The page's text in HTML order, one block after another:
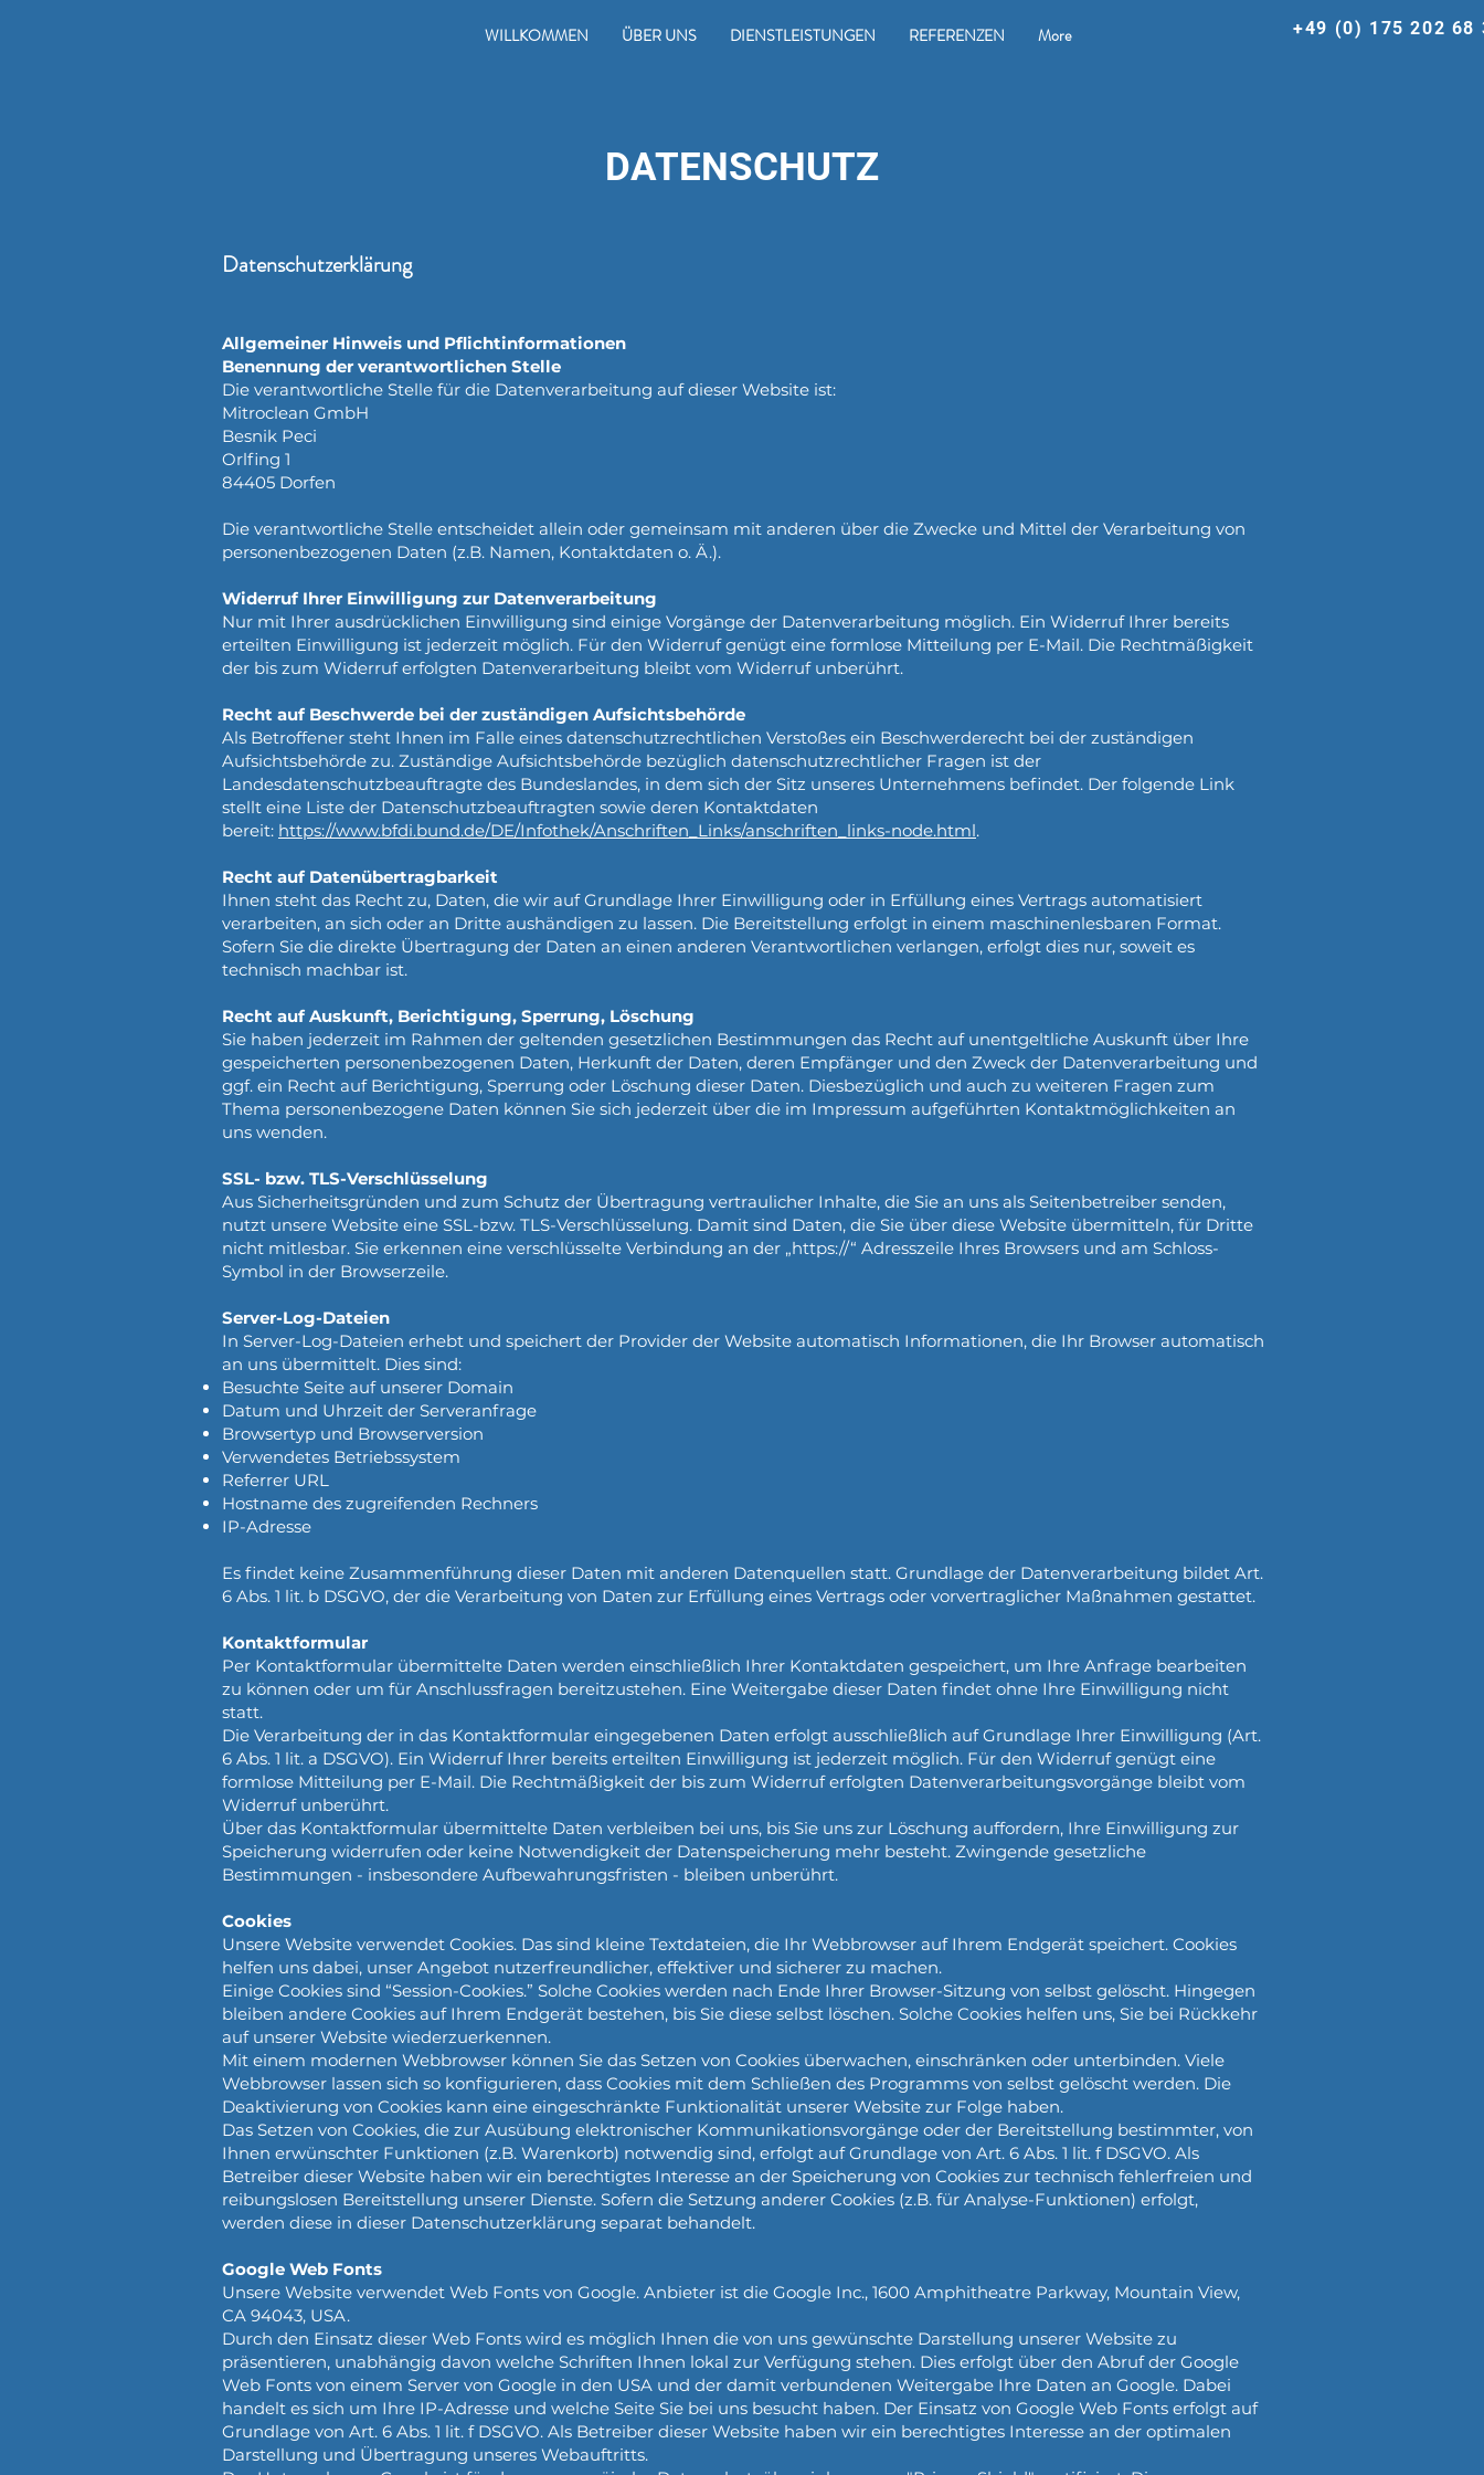
WILLKOMMEN ÜBER UNS DIENSTLEISTUNGEN REFERENZEN More +49 (0) 175 202 68
DATENSCHUTZ
Datenschutzerklärung
Allgemeiner Hinweis und Pflichtinformationen
Benennung der verantwortlichen Stelle
Die verantwortliche Stelle für die Datenverarbeitung auf dieser Website ist:
Mitroclean GmbH
Besnik Peci
Orlfing 1
84405 Dorfen
Die verantwortliche Stelle entscheidet allein oder gemeinsam mit anderen über die Zwecke und Mittel der Verarbeitung von
personenbezogenen Daten (z.B. Namen, Kontaktdaten o. Ä.).
Widerruf Ihrer Einwilligung zur Datenverarbeitung
Nur mit Ihrer ausdrücklichen Einwilligung sind einige Vorgänge der Datenverarbeitung möglich. Ein Widerruf Ihrer bereits
erteilten Einwilligung ist jederzeit möglich. Für den Widerruf genügt eine formlose Mitteilung per E-Mail. Die Rechtmäßigkeit
der bis zum Widerruf erfolgten Datenverarbeitung bleibt vom Widerruf unberührt.
Recht auf Beschwerde bei der zuständigen Aufsichtsbehörde
Als Betroffener steht Ihnen im Falle eines datenschutzrechtlichen Verstoßes ein Beschwerderecht bei der zuständigen
Aufsichtsbehörde zu. Zuständige Aufsichtsbehörde bezüglich datenschutzrechtlicher Fragen ist der
Landesdatenschutzbeauftragte des Bundeslandes, in dem sich der Sitz unseres Unternehmens befindet. Der folgende Link
stellt eine Liste der Datenschutzbeauftragten sowie deren Kontaktdaten
bereit: https://www.bfdi.bund.de/DE/Infothek/Anschriften_Links/anschriften_links-node.html.
Recht auf Datenübertragbarkeit
Ihnen steht das Recht zu, Daten, die wir auf Grundlage Ihrer Einwilligung oder in Erfüllung eines Vertrags automatisiert
verarbeiten, an sich oder an Dritte aushändigen zu lassen. Die Bereitstellung erfolgt in einem maschinenlesbaren Format.
Sofern Sie die direkte Übertragung der Daten an einen anderen Verantwortlichen verlangen, erfolgt dies nur, soweit es
technisch machbar ist.
Recht auf Auskunft, Berichtigung, Sperrung, Löschung
Sie haben jederzeit im Rahmen der geltenden gesetzlichen Bestimmungen das Recht auf unentgeltliche Auskunft über Ihre
gespeicherten personenbezogenen Daten, Herkunft der Daten, deren Empfänger und den Zweck der Datenverarbeitung und
ggf. ein Recht auf Berichtigung, Sperrung oder Löschung dieser Daten. Diesbezüglich und auch zu weiteren Fragen zum
Thema personenbezogene Daten können Sie sich jederzeit über die im Impressum aufgeführten Kontaktmöglichkeiten an
uns wenden.
SSL- bzw. TLS-Verschlüsselung
Aus Sicherheitsgründen und zum Schutz der Übertragung vertraulicher Inhalte, die Sie an uns als Seitenbetreiber senden,
nutzt unsere Website eine SSL-bzw. TLS-Verschlüsselung. Damit sind Daten, die Sie über diese Website übermitteln, für Dritte
nicht mitlesbar. Sie erkennen eine verschlüsselte Verbindung an der „https://“ Adresszeile Ihres Browsers und am Schloss-
Symbol in der Browserzeile.
Server-Log-Dateien
In Server-Log-Dateien erhebt und speichert der Provider der Website automatisch Informationen, die Ihr Browser automatisch
an uns übermittelt. Dies sind:
Besuchte Seite auf unserer Domain
Datum und Uhrzeit der Serveranfrage
Browsertyp und Browserversion
Verwendetes Betriebssystem
Referrer URL
Hostname des zugreifenden Rechners
IP-Adresse
Es findet keine Zusammenführung dieser Daten mit anderen Datenquellen statt. Grundlage der Datenverarbeitung bildet Art.
6 Abs. 1 lit. b DSGVO, der die Verarbeitung von Daten zur Erfüllung eines Vertrags oder vorvertraglicher Maßnahmen gestattet.
Kontaktformular
Per Kontaktformular übermittelte Daten werden einschließlich Ihrer Kontaktdaten gespeichert, um Ihre Anfrage bearbeiten
zu können oder um für Anschlussfragen bereitzustehen. Eine Weitergabe dieser Daten findet ohne Ihre Einwilligung nicht
statt.
Die Verarbeitung der in das Kontaktformular eingegebenen Daten erfolgt ausschließlich auf Grundlage Ihrer Einwilligung (Art.
6 Abs. 1 lit. a DSGVO). Ein Widerruf Ihrer bereits erteilten Einwilligung ist jederzeit möglich. Für den Widerruf genügt eine
formlose Mitteilung per E-Mail. Die Rechtmäßigkeit der bis zum Widerruf erfolgten Datenverarbeitungsvorgänge bleibt vom
Widerruf unberührt.
Über das Kontaktformular übermittelte Daten verbleiben bei uns, bis Sie uns zur Löschung auffordern, Ihre Einwilligung zur
Speicherung widerrufen oder keine Notwendigkeit der Datenspeicherung mehr besteht. Zwingende gesetzliche
Bestimmungen - insbesondere Aufbewahrungsfristen - bleiben unberührt.
Cookies
Unsere Website verwendet Cookies. Das sind kleine Textdateien, die Ihr Webbrowser auf Ihrem Endgerät speichert. Cookies
helfen uns dabei, unser Angebot nutzerfreundlicher, effektiver und sicherer zu machen.
Einige Cookies sind “Session-Cookies.” Solche Cookies werden nach Ende Ihrer Browser-Sitzung von selbst gelöscht. Hingegen
bleiben andere Cookies auf Ihrem Endgerät bestehen, bis Sie diese selbst löschen. Solche Cookies helfen uns, Sie bei Rückkehr
auf unserer Website wiederzuerkennen.
Mit einem modernen Webbrowser können Sie das Setzen von Cookies überwachen, einschränken oder unterbinden. Viele
Webbrowser lassen sich so konfigurieren, dass Cookies mit dem Schließen des Programms von selbst gelöscht werden. Die
Deaktivierung von Cookies kann eine eingeschränkte Funktionalität unserer Website zur Folge haben.
Das Setzen von Cookies, die zur Ausübung elektronischer Kommunikationsvorgänge oder der Bereitstellung bestimmter, von
Ihnen erwünschter Funktionen (z.B. Warenkorb) notwendig sind, erfolgt auf Grundlage von Art. 6 Abs. 1 lit. f DSGVO. Als
Betreiber dieser Website haben wir ein berechtigtes Interesse an der Speicherung von Cookies zur technisch fehlerfreien und
reibungslosen Bereitstellung unserer Dienste. Sofern die Setzung anderer Cookies (z.B. für Analyse-Funktionen) erfolgt,
werden diese in dieser Datenschutzerklärung separat behandelt.
Google Web Fonts
Unsere Website verwendet Web Fonts von Google. Anbieter ist die Google Inc., 1600 Amphitheatre Parkway, Mountain View,
CA 94043, USA.
Durch den Einsatz dieser Web Fonts wird es möglich Ihnen die von uns gewünschte Darstellung unserer Website zu
präsentieren, unabhängig davon welche Schriften Ihnen lokal zur Verfügung stehen. Dies erfolgt über den Abruf der Google
Web Fonts von einem Server von Google in den USA und der damit verbundenen Weitergabe Ihre Daten an Google. Dabei
handelt es sich um Ihre IP-Adresse und welche Seite Sie bei uns besucht haben. Der Einsatz von Google Web Fonts erfolgt auf
Grundlage von Art. 6 Abs. 1 lit. f DSGVO. Als Betreiber dieser Website haben wir ein berechtigtes Interesse an der optimalen
Darstellung und Übertragung unseres Webauftritts.